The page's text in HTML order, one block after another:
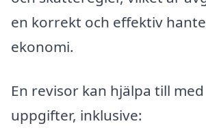
en korrekt och effektiv
ekonomi.
En revisor kan hjälpa till
uppgifter, inklusive: